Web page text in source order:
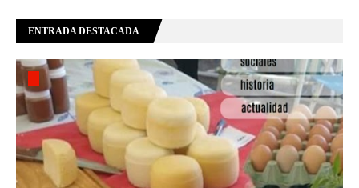
ENTRADA DESTACADA